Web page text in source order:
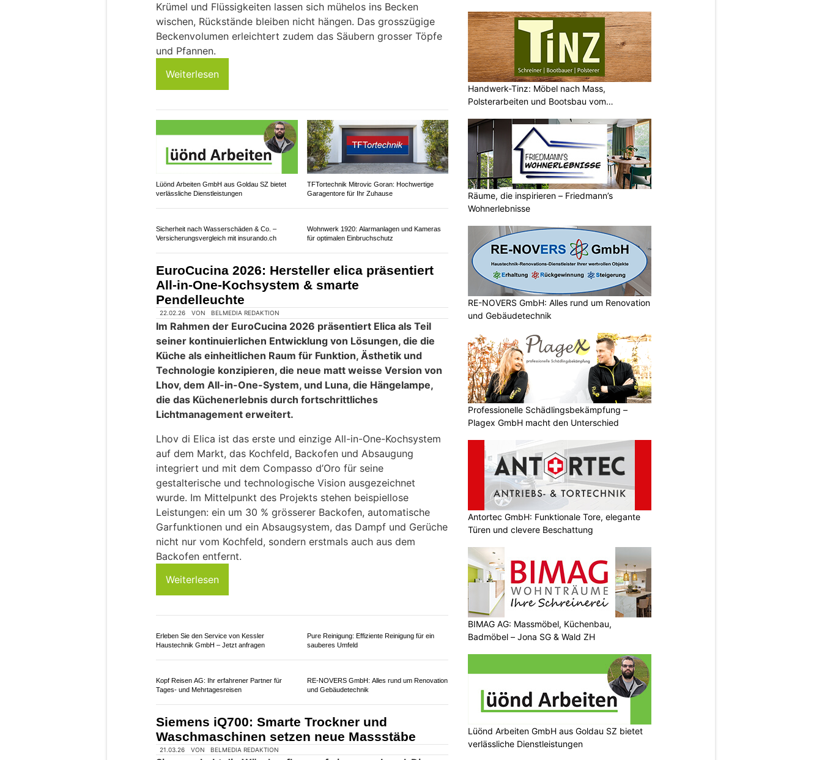
31.01.26 VON BELMEDIA REDAKTION
Interpretation klassischer Unterbaubecken aus Keramik.
Durch ihre klare Linienführung und die zeitlos schöne Optik
fügt sich die KubusX nahtlos in jedes Küchendesign ein. Die
Unterbauweise ermöglicht eine fugenlose Verbindung zur
Arbeitsplatte, die für Sauberkeit und tadellose Hygiene sorgt:
wischen, Rückstände bleiben nicht hängen. Das grosszügige
Beckenvolumen erleichtert zudem das Säubern grosser Töpfe
und Pfannen.
Weiterlesen
Lüönd Arbeiten GmbH aus Goldau SZ bietet
verlässliche Dienstleistungen
TFTortechnik Mitrovic Goran: Hochwertige
Garagentore für Ihr Zuhause
Sicherheit nach Wasserschäden & Co. –
Versicherungsvergleich mit insurando.ch
Wohnwerk 1920: Alarmanlagen und Kameras
für optimalen Einbruchschutz
EuroCucina 2026: Hersteller elica präsentiert
All-in-One-Kochsystem & smarte
Pendelleuchte
Handwerk-Tinz: Möbel nach Mass,
Polsterarbeiten und Bootsbau vom
Räume, die inspirieren – Friedmann’s
Wohnerlebnisse
RE-NOVERS GmbH: Alles rund um Renovation
und Gebäudetechnik
Professionelle Schädlingsbekämpfung –
Plagex GmbH macht den Unterschied
Antortec GmbH: Funktionale Tore, elegante
Türen und clevere Beschattung
BIMAG AG: Massmöbel, Küchenbau,
Badmöbel – Jona SG & Wald ZH
Lüönd Arbeiten GmbH aus Goldau SZ bietet
verlässliche Dienstleistungen